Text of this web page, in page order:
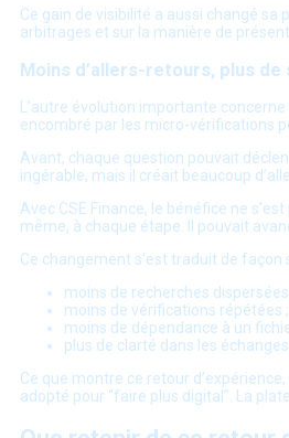
Ce gain de visibilité a aussi changé
arbitrages et sur la manière de
Moins d’allers-retours, plus
L’autre évolution importante
encombré par les micro-vérifications
Avant, chaque question pouvait
ingérable, mais il créait beaucoup
Avec CSE Finance, le bénéfice ne
même, à chaque étape. Il pouvait
Ce changement s’est traduit de façon
moins de recherches dispersées
moins de vérifications répétées ;
moins de dépendance à un
plus de clarté dans les
Ce que montre ce retour
adopté pour “faire plus digital”. La